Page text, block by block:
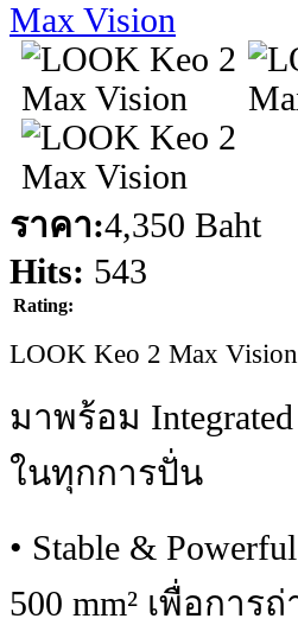
ราคา:4,350 Baht
Hits: 543
Rating:
LOOK Keo 2 Max Vision
มาพร้อม
ในทุกการปั่น
• Stable &
500 mm² เพื่อการ